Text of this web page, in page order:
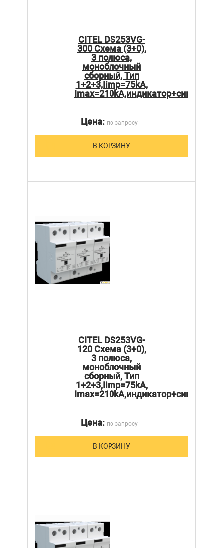
CITEL DS253VG-
300 Схема (3+0),
3 полюса,
моноблочный
сборный, Тип
1+2+3,Iimp=75kA,
Цена:по запросу
В КОРЗИНУ
CITEL DS253VG-
120 Схема (3+0),
3 полюса,
моноблочный
сборный, Тип
1+2+3,Iimp=75kA,
Цена:по запросу
В КОРЗИНУ